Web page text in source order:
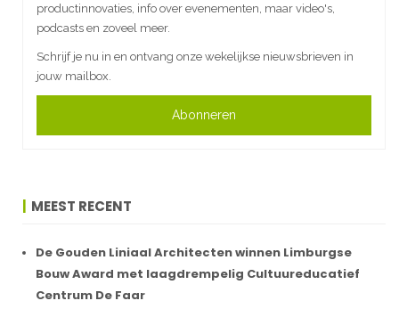
productinnovaties, info over evenementen, maar video's,
podcasts en zoveel meer.
Schrijf je nu in en ontvang onze wekelijkse nieuwsbrieven in
jouw mailbox.
Abonneren
MEEST RECENT
De Gouden Liniaal Architecten winnen Limburgse
Bouw Award met laagdrempelig Cultuureducatief
Centrum De Faar